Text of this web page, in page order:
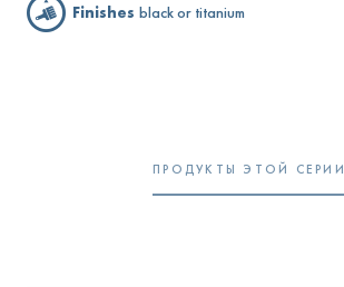
Finishes black or titanium
ПРОДУКТЫ ЭТОЙ СЕРИИ